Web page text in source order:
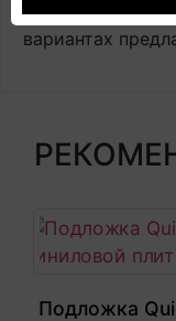
общее
вариантах
Подложка